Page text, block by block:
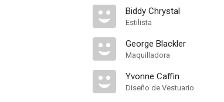
Biddy Chrystal
Estilista
George Blackler
Maquilladora
Yvonne Caffin
Diseño de Vestuario